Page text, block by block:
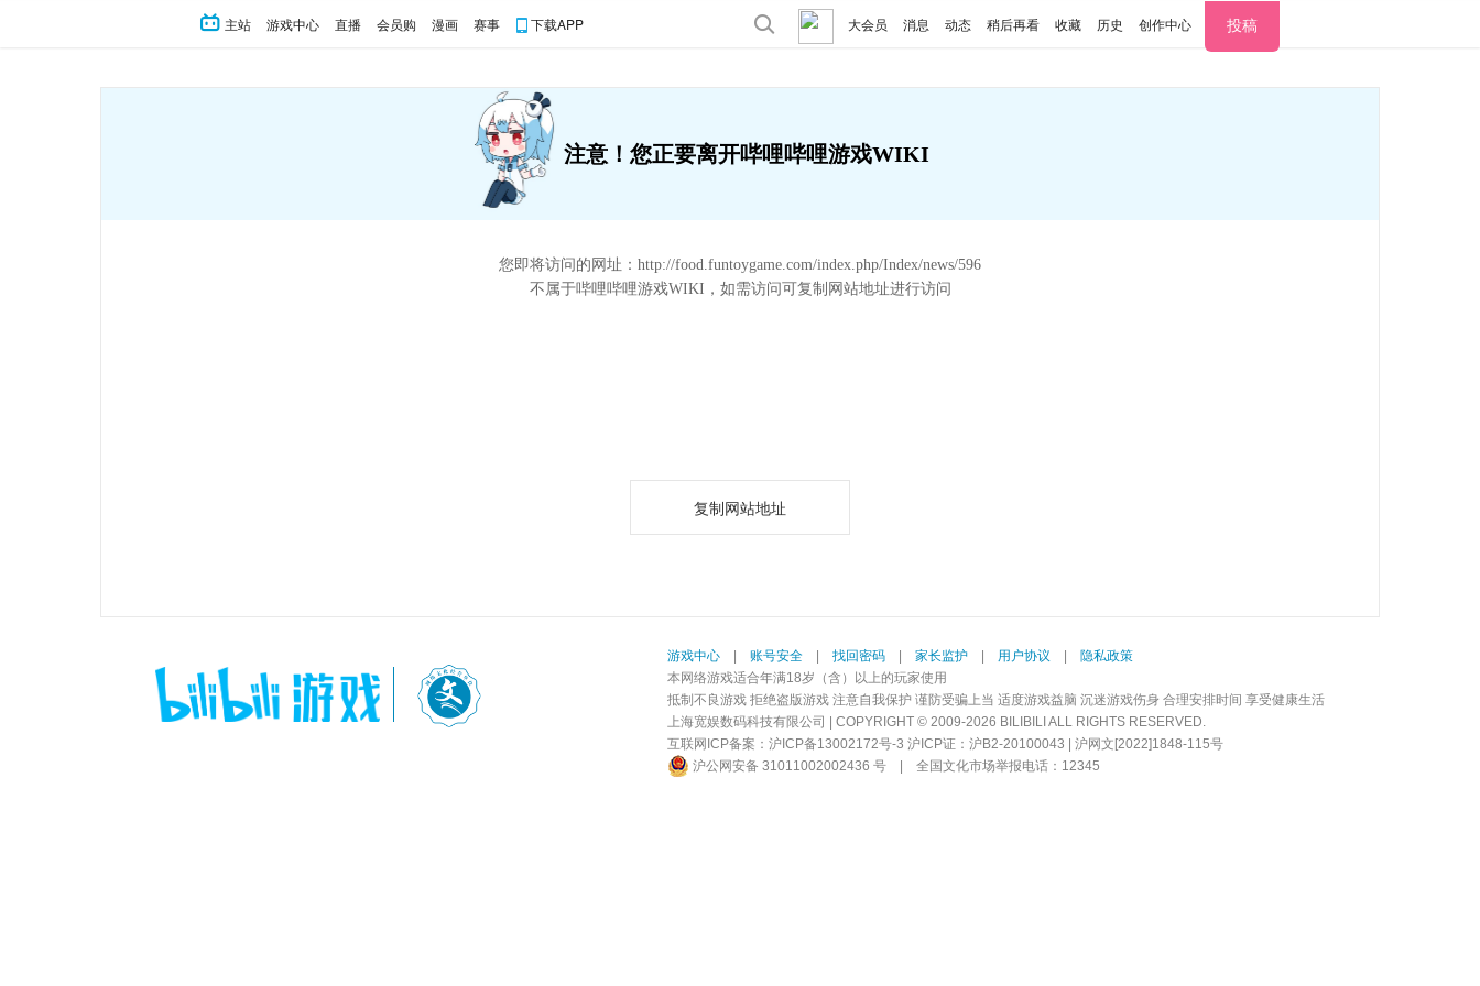
主站 游戏中心 直播 会员购 漫画 赛事 下载APP 大会员 消息 动态 稍后再看 收藏 历史 创作中心 投稿
注意！您正要离开哔哩哔哩游戏WIKI
您即将访问的网址： http://food.funtoygame.com/index.php/Index/news/596
不属于哔哩哔哩游戏WIKI，如需访问可复制网站地址进行访问
复制网站地址
游戏中心 账号安全 找回密码 家长监护 用户协议
隐私政策
本网络游戏适合年满18岁（含）以上的玩家使用
抵制不良游戏 拒绝盗版游戏 注意自我保护 谨防受骗上当 适度游戏益脑 沉迷游戏伤身 合理安排时间 享受健康生活
上海宽娱数码科技有限公司 | COPYRIGHT © 2009-2026 BILIBILI ALL RIGHTS RESERVED.
互联网ICP备案： 沪ICP备13002172号-3 沪ICP证：沪B2-20100043 | 沪网文[2022]1848-115号
沪公网安备 31011002002436 号
全国文化市场举报电话：12345